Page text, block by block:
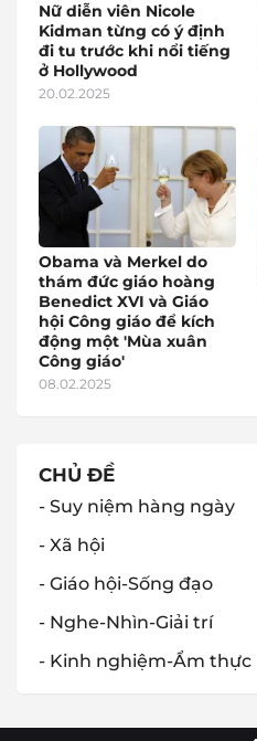
Nữ diễn viên Nicole
Kidman từng có ý định
đi tu trước khi nổi tiếng
ở Hollywood
20.02.2025
Obama và Merkel do
thám đức giáo hoàng
Benedict XVI và Giáo
hội Công giáo để kích
động một 'Mùa xuân
Công giáo'
08.02.2025
CHỦ ĐỀ
- Suy niệm hàng ngày
- Xã hội
- Giáo hội-Sống đạo
- Nghe-Nhìn-Giải trí
- Kinh nghiệm-Ẩm thực